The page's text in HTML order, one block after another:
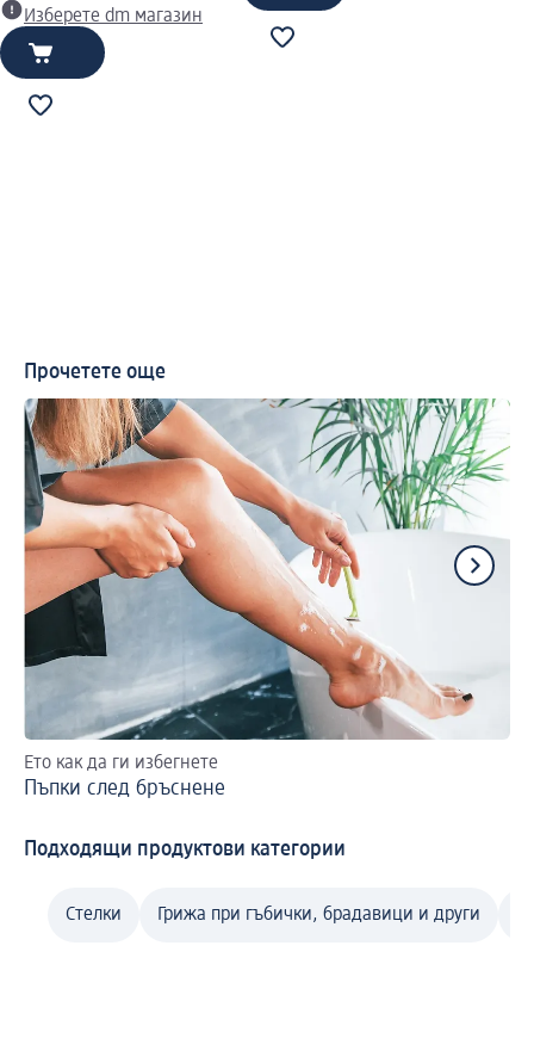
Изберете dm магазин
Прочетете още
Ето как да ги избегнете
Пъпки след бръснене
Подходящи продуктови категории
Стелки Грижа при гъбички, брадавици и други